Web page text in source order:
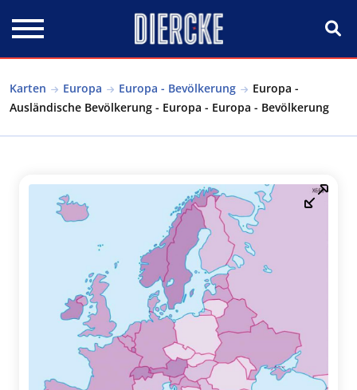
Karten Europa Europa - Bevölkerung
Europa -
Ausländische Bevölkerung - Europa - Europa - Bevölkerung